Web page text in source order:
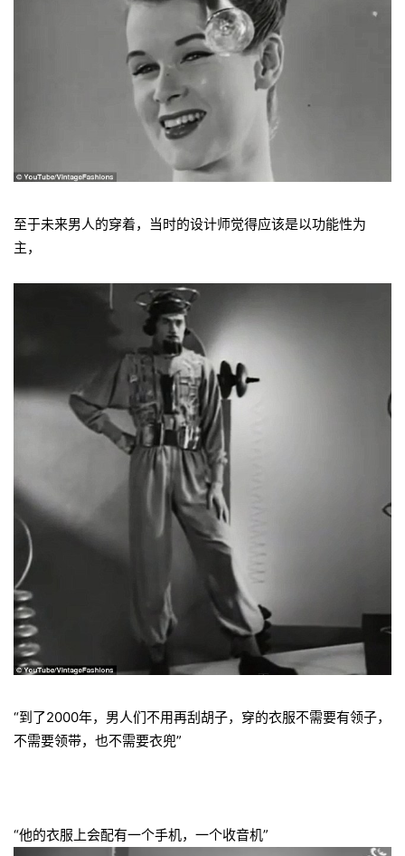
至于未来男人的穿着，当时的设计师觉得应该是以功能性为
主，
“到了2000年，男人们不用再刮胡子，穿的衣服不需要有领子，
不需要领带，也不需要衣兜”
“他的衣服上会配有一个手机，一个收音机”